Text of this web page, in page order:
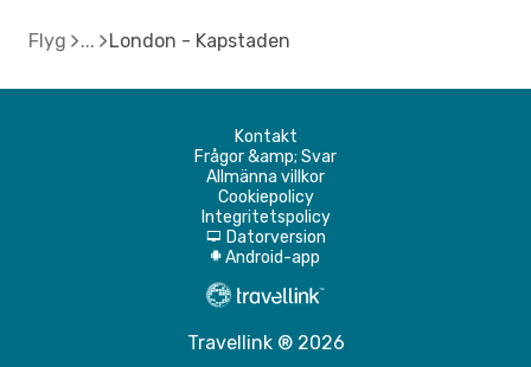
Flyg London - Kapstaden
Kontakt
Frågor &amp; Svar
Allmänna villkor
Cookiepolicy
Integritetspolicy
d Datorversion
A Android-app
Travellink ® 2026